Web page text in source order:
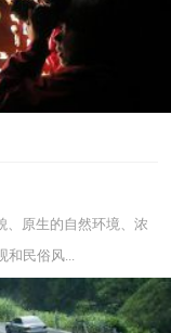
、原生的自然环境、浓
民俗风...